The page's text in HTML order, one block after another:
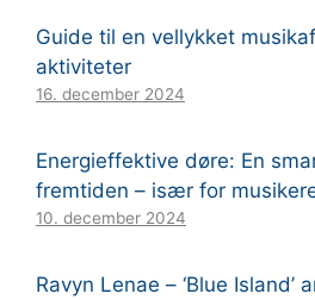
Guide til en vellykket
aktiviteter
16. december 2024
Energieffektive døre: En
fremtiden – især for
10. december 2024
Ravyn Lenae – ‘Blue Island’